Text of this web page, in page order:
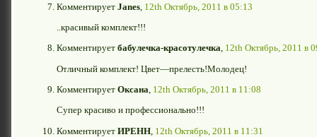
Комментирует Janes 12th Октябрь, 2011 в 05:13
..красивый комплект!!!
Комментирует бабулечка-красотулечка, 12th Октябрь, 2011 в
Отличный комплект! Цвет—прелесть!Молодец!
Комментирует Оксана 12th Октябрь, 2011 в 11:08
Супер красиво и профессионально!!!
Комментирует ИРЕНН 12th Октябрь, 2011 в 11:31